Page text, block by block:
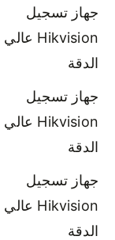
جهاز تسجيل
Hikvision عالي
الدقة
جهاز تسجيل
Hikvision عالي
الدقة
جهاز تسجيل
Hikvision عالي
الدقة